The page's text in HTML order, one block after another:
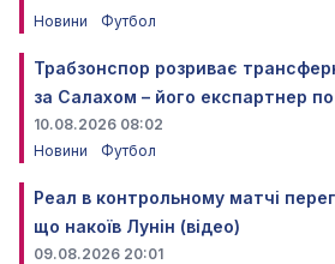
Новини
Футбол
Трабзонспор розриває
за Салахом – його експартнер
10.08.2026 08:02
Новини
Футбол
Реал в контрольному матчі
що накоїв Лунін (відео)
09.08.2026 20:01